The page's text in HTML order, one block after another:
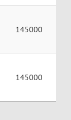
145000
145000